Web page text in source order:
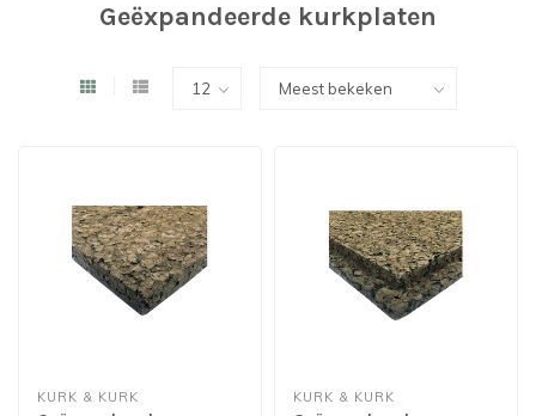
Geëxpandeerde kurkplaten
KURK & KURK KURK & KURK